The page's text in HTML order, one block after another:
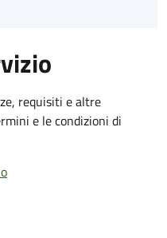
requisiti e altre
e le condizioni di